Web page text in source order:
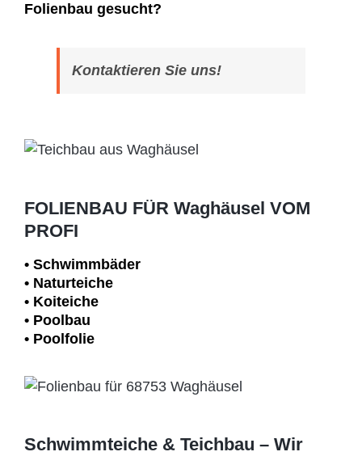
Folienbau gesucht?
Kontaktieren Sie uns!
FOLIENBAU FÜR Waghäusel VOM
PROFI
• Schwimm­bäder
• Naturteiche
• Koiteiche
• Poolbau
• Poolfolie
Schwimmteiche & Teichbau – Wir